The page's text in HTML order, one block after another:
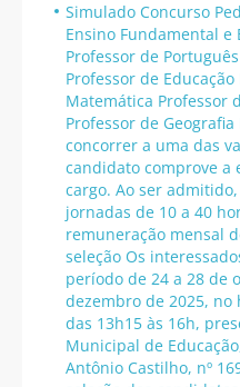
Simulado Concurso
Ensino Fundamental e
Professor de
Professor de
Matemática Professor
Professor de
concorrer a uma das
candidato comprove a
cargo. Ao ser
jornadas de 10 a 40
remuneração mensal
seleção Os
período de 24 a 28 de
dezembro de 2025, no
das 13h15 às 16h,
Municipal de
Antônio Castilho, nº